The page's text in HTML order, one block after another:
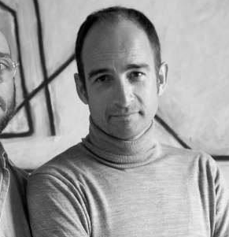
Por favor, rellena el siguiente
Haz click aquí para
aceptarpolítica de